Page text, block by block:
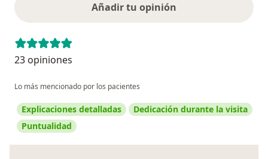
Añadir tu opinión
23 opiniones
Lo más mencionado por los pacientes
Explicaciones detalladas
Dedicación durante la visita
Puntualidad